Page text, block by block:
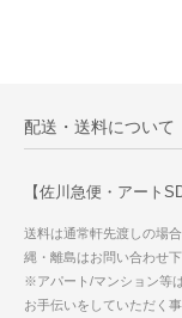
配送・送料について
【佐川急便・アート
送料は通常軒先渡しの場
縄・離島はお問い合わせ
※アパート/マンション等
お手伝いをしていただく